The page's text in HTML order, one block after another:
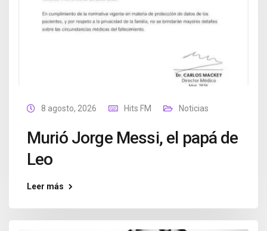
8 agosto, 2026 Hits FM Noticias
Murió Jorge Messi, el papá de
Leo
Leer más